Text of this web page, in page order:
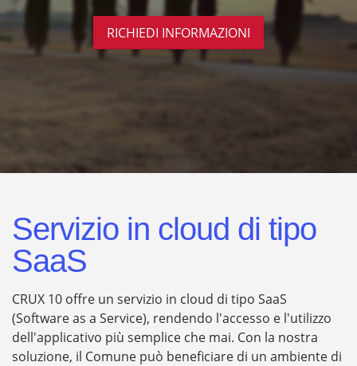
RICHIEDI INFORMAZIONI
Servizio in cloud di tipo
SaaS
CRUX 10 offre un servizio in cloud di tipo SaaS
(Software as a Service), rendendo l'accesso e l'utilizzo
dell'applicativo più semplice che mai. Con la nostra
soluzione, il Comune può beneficiare di un ambiente di